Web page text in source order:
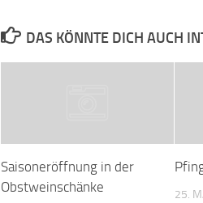
DAS KÖNNTE DICH AUCH
Saisoneröffnung in der
Obstweinschänke
25.